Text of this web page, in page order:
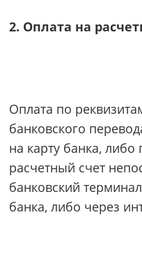
2. Оплата на
Оплата по
банковского
на карту банка, либо
расчетный счет
банковский
банка, либо через